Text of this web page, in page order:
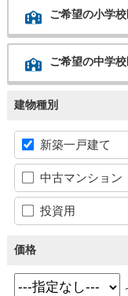
ご希望の小学
ご希望の中学
建物種別
新築一戸建て
中古マンション
投資用
価格